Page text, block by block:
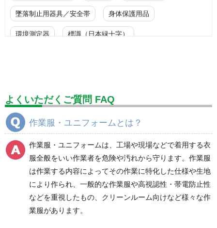
墜落制止用器具／安全帯 身体保護用品
環境測定器 標識（日本緑十字）
設備用品・作業補助用品 工事作業用品
分煙対策機器
電気保守用品 ワイパー クリーンルーム対策用品
防災グッズ（防災セット） 救急医療品
健康管理器具 季節商品 ウイルス対策用品
商品カテゴリ一覧
よくいただくご質問 FAQ
作業服・ユニフォームとは？
作業服・ユニフォームは、工場や現場などで着用する衣
服全般をいい作業者を危険や汚れから守ります。作業服
は作業する内容によってその作業に特化した仕様や生地
により作られ、一般的な作業服や高視認性・帯電防止性
などを重視したもの、クリーンルーム向けなど様々な作
業服があります。